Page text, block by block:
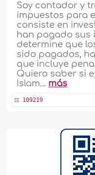
Soy contador y
impuestos para
consiste en
han pagado sus
determine que
sido pagados,
que incluye
Quiero saber si
Islam... más
109219